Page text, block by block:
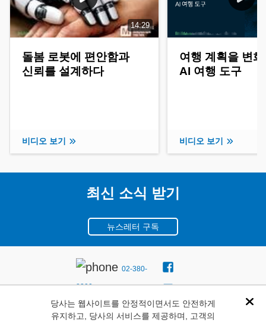
당사는 웹사이트를 안정적이면서도 안전하게
유지하고, 당사의 서비스를 제공하며, 고객의
14:29
돌봄 로봇에 편안함과
신뢰를 설계하다
비디오 보기
여행 계획을 변
AI 여행 도구
비디오 보기
최신 소식 받기
뉴스레터 구독
02-380-
8300
서울시